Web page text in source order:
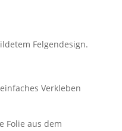
Felgendesign.
Verkleben
Folie aus dem